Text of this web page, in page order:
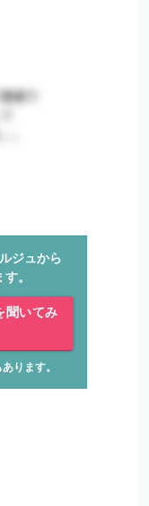
ジュから
。
聞いてみ
ります。